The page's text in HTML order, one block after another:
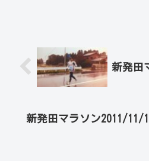
新発田
新発田マラソン2011/11/